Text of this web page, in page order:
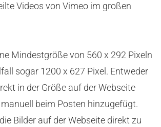
Videos von Vimeo im großen
Mindestgröße von 560 x 292 Pixeln
sogar 1200 x 627 Pixel. Entweder
in der Größe auf der Webseite
beim Posten hinzugefügt.
Bilder auf der Webseite direkt zu